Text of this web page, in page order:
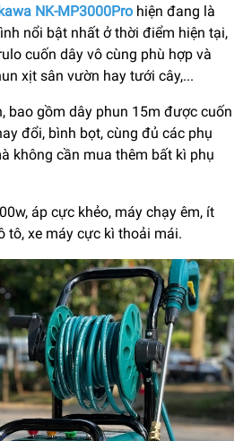
NK-MP3000Pro hiện đang là
nổi bật nhất ở thời điểm hiện tại,
cuốn dây vô cùng phù hợp và
xịt sân vườn hay tưới cây,...
bao gồm dây phun 15m được cuốn
đổi, bình bọt, cùng đủ các phụ
không cần mua thêm bất kì phụ
áp cực khẻo, máy chạy êm, ít
tô, xe máy cực kì thoải mái.